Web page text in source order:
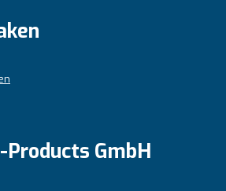
Products GmbH